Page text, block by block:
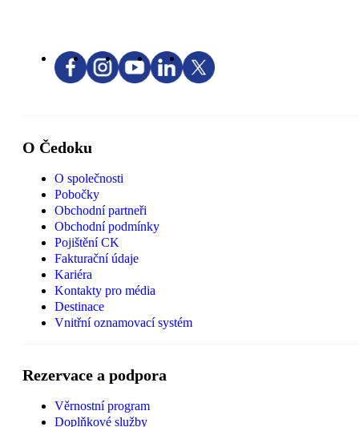
O Čedoku
O společnosti
Pobočky
Obchodní partneři
Obchodní podmínky
Pojištění CK
Fakturační údaje
Kariéra
Kontakty pro média
Destinace
Vnitřní oznamovací systém
Rezervace a podpora
Věrnostní program
Doplňkové služby